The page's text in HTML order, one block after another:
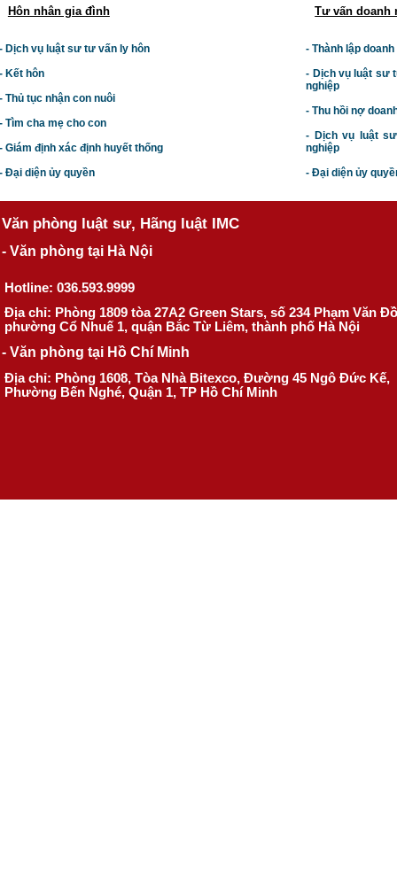
Hôn nhân gia đình
Dịch vụ luật sư tư vấn ly hôn
Kết hôn
Thủ tục nhận con nuôi
Tìm cha mẹ cho con
Giám định xác định huyết thống
Đại diện ủy quyền
Tư vấn doanh
- Thành lập
- Dịch vụ luật sư t
nghiệp
- Thu hồi nợ
- Dịch vụ luật
nghiệp
- Đại diện ủy
Văn phòng luật sư, Hãng luật IMC
- Văn phòng tại Hà Nội
Hotline: 036.593.9999
Địa chỉ: Phòng 1809 tòa 27A2 Green Stars, số 234 Phạm Văn
phường Cổ Nhuế 1, quận Bắc Từ Liêm, thành phố Hà Nội
- Văn phòng tại Hồ Chí Minh
Địa chỉ: Phòng 1608, Tòa Nhà Bitexco, Đường 45 Ngô Đức Kế,
Phường Bến Nghé, Quận 1, TP Hồ Chí Minh